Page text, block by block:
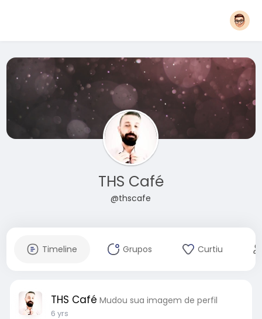
THS Café
@thscafe
Timeline Grupos Curtiu
THS Café Mudou sua imagem de perfil
6 yrs